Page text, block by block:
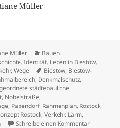
Müller
Müller Kategorien
Bauen,
,Identität, Leben in Biestow,
,Wege Schlagwörter
Biestow, Biestow-
, Denkmalschutz,
geordnete städtebauliche
, Nobelstraße,
, Papendorf, Rahmenplan, Rostock,
Rostock,Verkehr. Lärm,
Schreibe einen Kommentarzu „Hurra,